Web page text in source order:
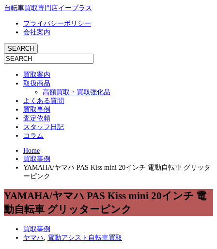
自転車買取専門店イープラス
プライバシーポリシー
会社案内
買取案内
取扱商品
高額買取・買取強化品
よくある質問
買取事例
査定依頼
スタッフ日記
コラム
Home
買取事例
YAMAHA/ヤマハ PAS Kiss mini 20インチ 電動自転車 グリッタ
ーピンク
YAMAHA/ヤマハ PAS Kiss mini 20インチ 電
動自転車 グリッターピンク
買取事例
ヤマハ
電動アシスト自転車買取